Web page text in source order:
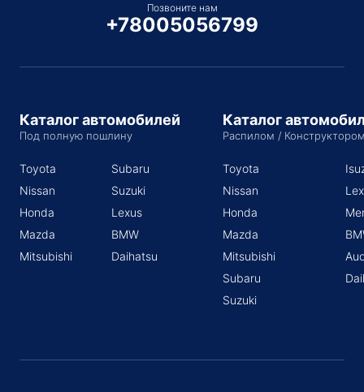
Позвоните нам
+78005056799
Каталог автомобилей
Под полную пошлину
Toyota
Nissan
Honda
Mazda
Mitsubishi
Subaru
Suzuki
Lexus
BMW
Daihatsu
Каталог
Распилом /
Toyota
Nissan
Honda
Mazda
Mitsubishi
Subaru
Suzuki